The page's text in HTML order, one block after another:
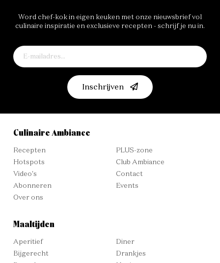
Word chef-kok in eigen keuken met onze nieuwsbrief vol
culinaire inspiratie en exclusieve recepten - schrijf je nu in.
Inschrijven
Culinaire Ambiance
Recepten
Hotspots
Video's
Abonneren
Over ons
PLUS-zone
Club Ambiance
Contact
Events
Maaltijden
Aperitief
Bijgerecht
Diner
Drankjes